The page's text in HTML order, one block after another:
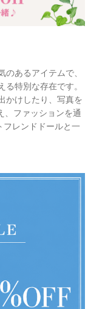
あるアイテムで、
特別な存在です。
かけしたり、写真を
、ファッションを通
フレンドドールと一